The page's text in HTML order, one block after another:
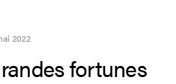
2022
fortunes